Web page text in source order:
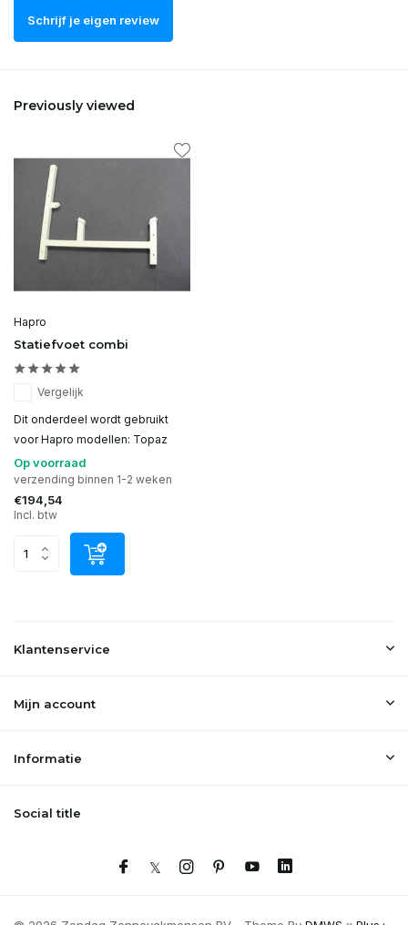
Schrijf je eigen review
Previously viewed
Hapro
Statiefvoet combi
Vergelijk
Dit onderdeel wordt gebruikt
voor Hapro modellen: Topaz
Op voorraad
verzending binnen 1-2 weken
€194,54
Incl. btw
Klantenservice
Mijn account
Informatie
Social title